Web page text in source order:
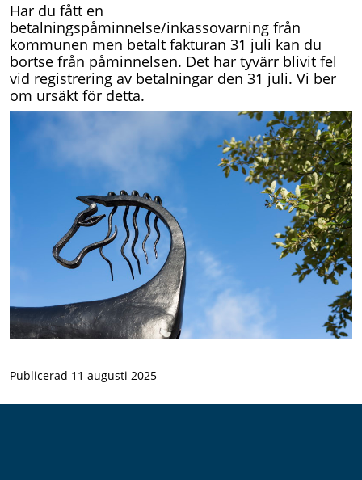
Har du fått en
betalningspåminnelse/inkassovarning från
kommunen men betalt fakturan 31 juli kan du
bortse från påminnelsen. Det har tyvärr blivit fel
vid registrering av betalningar den 31 juli. Vi ber
om ursäkt för detta.
Publicerad 11 augusti 2025